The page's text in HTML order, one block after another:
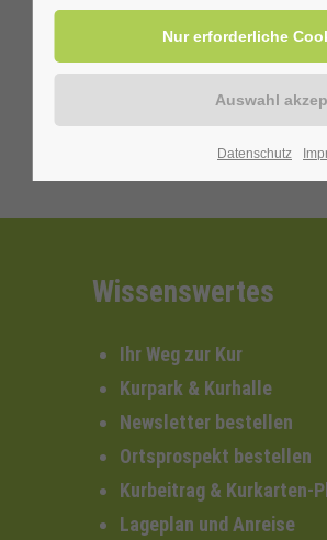
Wissenswertes
Ihr Weg zur Kur
Kurpark & Kurhalle
Newsletter bestellen
Ortsprospekt bestellen
Kurbeitrag & Kurkarten-
Lageplan und Anreise
Datenschutz